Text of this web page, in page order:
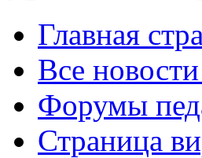
Главная
Все
Форумы
Страница